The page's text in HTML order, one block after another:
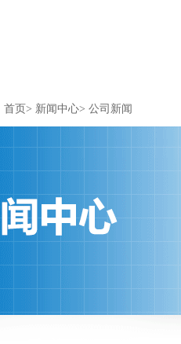
首页 > 新闻中心> 公司新闻